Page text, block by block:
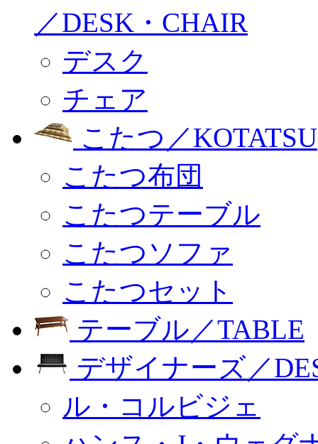
／DESK・CHAIR
デスク
チェア
こたつ／KOTATSU
こたつ布団
こたつテーブル
こたつソファ
こたつセット
テーブル／TABLE
デザイナーズ／
ル・コルビジェ